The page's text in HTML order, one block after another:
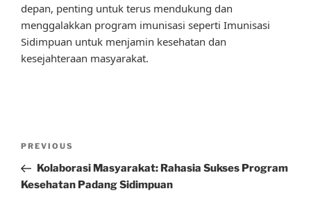
depan, penting untuk terus mendukung dan
menggalakkan program imunisasi seperti Imunisasi
Sidimpuan untuk menjamin kesehatan dan
kesejahteraan masyarakat.
Previous
Post
PREVIOUS
Kolaborasi Masyarakat: Rahasia Sukses Program
Kesehatan Padang Sidimpuan